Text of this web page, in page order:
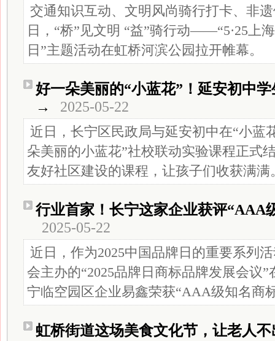
交通知识互动、文明风尚骑行打卡、非
日，“桥”见文明 “益”骑行动——“5·25上
日”主题活动在虹桥河滨公园拉开帷幕。
好一朵美丽的“小蓝花”！延安初中
→
2025-05-22
近日，长宁区民政局与延安初中在“小蓝
朵美丽的小蓝花”社校联动实验课程正式
友好社区建设的课程，让孩子们收获满满
行业首家！长宁这家企业获评“AAA
2025-05-22
近日，作为2025中国品牌日的重要系列
会主办的“2025品牌日商标品牌发展会议
宁临空园区企业易鑫荣获“AAA级知名商
虹桥街道这场美食文化节，让老人